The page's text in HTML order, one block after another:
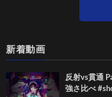
新着動画
反射vs貫通
強さ比べ